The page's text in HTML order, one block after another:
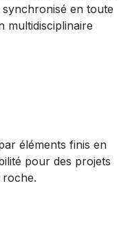
en toute
multidisciplinaire
éléments finis en
pour des projets
roche.